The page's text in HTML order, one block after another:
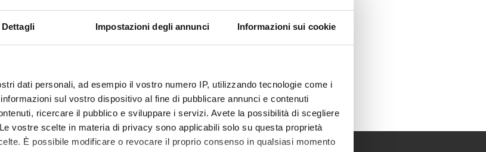
Dettagli Impostazioni degli annunci Informazioni sui cookie
dati personali, ad esempio il vostro numero IP, utilizzando tecnologie come i
sul vostro dispositivo al fine di pubblicare annunci e contenuti
ricercare il pubblico e sviluppare i servizi. Avete la possibilità di scegliere
vostre scelte in materia di privacy sono applicabili solo su questa proprietà
È possibile modificare o revocare il proprio consenso in qualsiasi momento